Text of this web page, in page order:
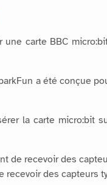
carte BBC
a été conçue
la carte micro:bit
de recevoir des
recevoir des capteurs